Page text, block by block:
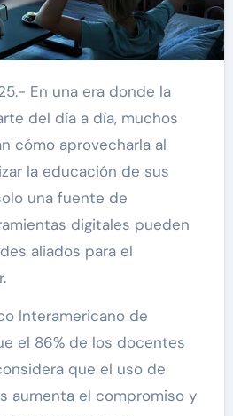
del día a día, muchos
cómo aprovecharla al
la educación de sus
una fuente de
digitales pueden
aliados para el
Interamericano de
el 86% de los docentes
que el uso de
aumenta el compromiso y